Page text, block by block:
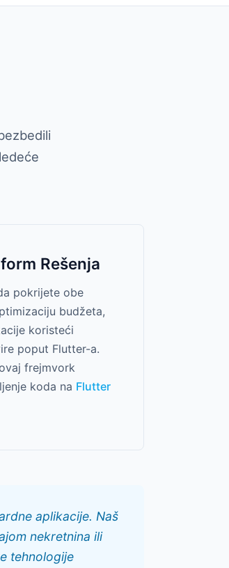
Rešenja
pokrijete obe
budžeta,
koristeći
poput Flutter-a.
frejmvork
koda na Flutter
aplikacije. Naš
nekretnina ili
tehnologije